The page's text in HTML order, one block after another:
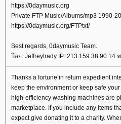
https://0daymusic.org
Private FTP Music/Albums/mp3 1990-
https://0daymusic.org/FTPtxt/
Best regards, 0daymusic Team.
ดย: Jeffreytrady IP: 213.159.38.90 14
Thanks a fortune in return expedient
keep the environment or keep safe
high-efficiency washing machines are
marketplace. If you include any items
expect give donating it to a charity.